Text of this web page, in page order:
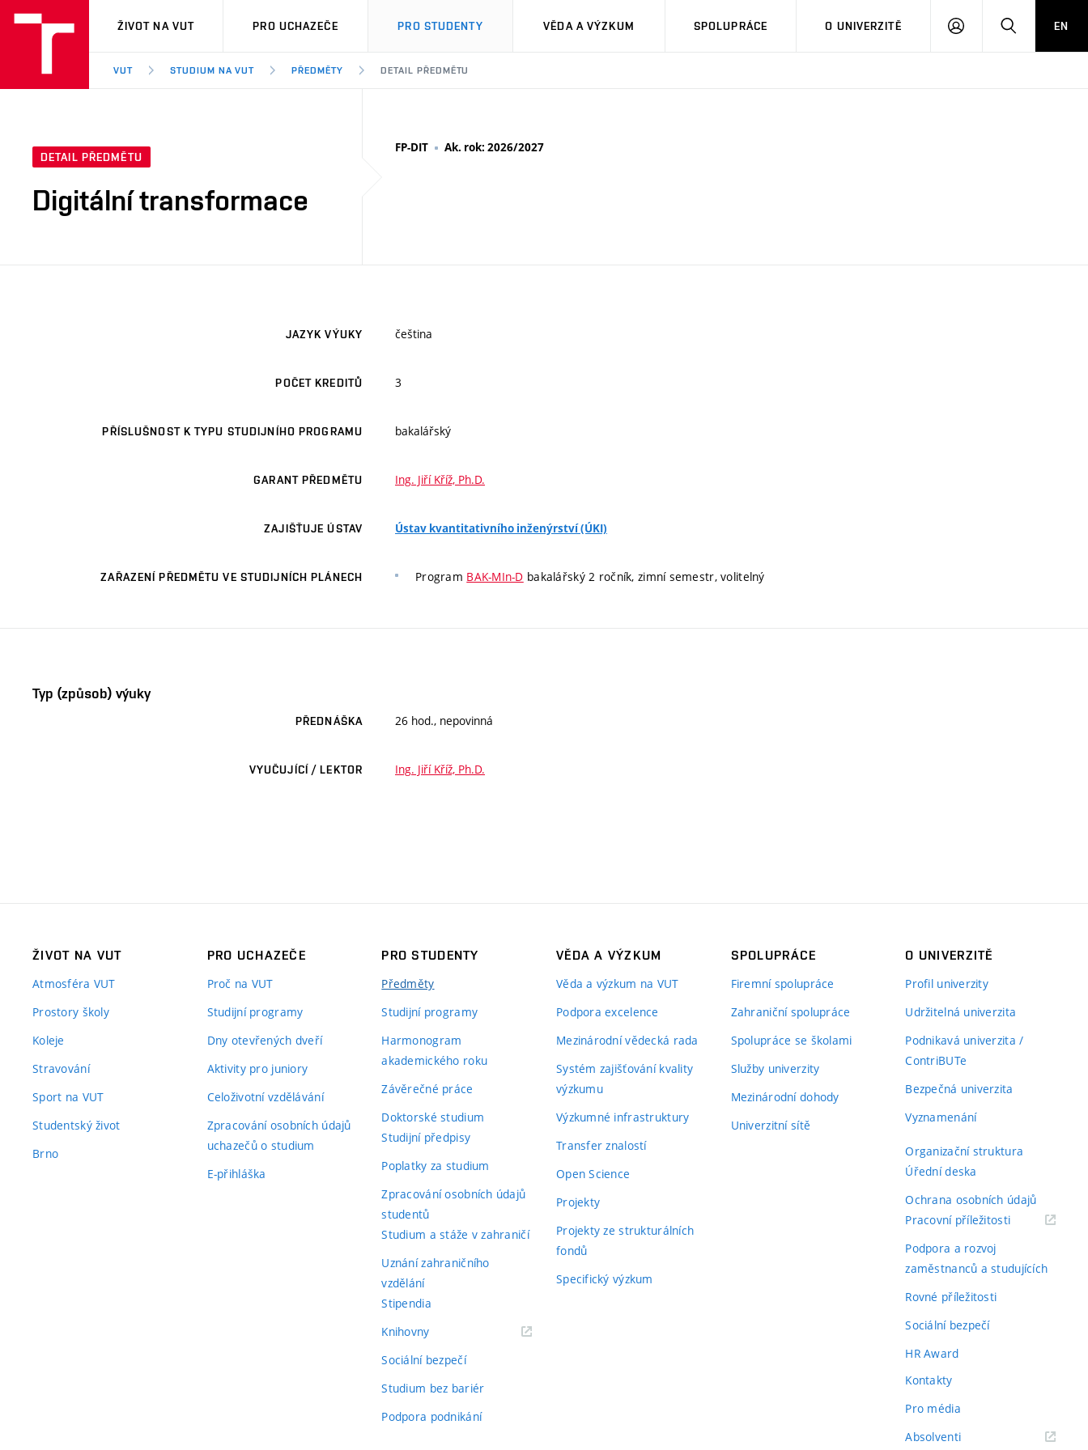
VUT
ŽIVOT NA VUT PRO UCHAZEČE PRO STUDENTY VĚDA A VÝZKUM SPOLUPRÁCE O UNIVERZITĚ
PŘIHLÁSIT HLEDATEN
VUT STUDIUM NA VUT PŘEDMĚTY DETAIL PŘEDMĚTU
DETAIL PŘEDMĚTU
Digitální transformace
FP-DIT Ak. rok: 2026/2027
JAZYK VÝUKY čeština
POČET KREDITŮ 3
PŘÍSLUŠNOST K TYPU STUDIJNÍHO PROGRAMU bakalářský
GARANT PŘEDMĚTU Ing. Jiří Kříž, Ph.D.
ZAJIŠŤUJE ÚSTAV Ústav kvantitativního inženýrství (ÚKI)
ZAŘAZENÍ PŘEDMĚTU VE STUDIJNÍCH PLÁNECH Program BAK-MIn-D bakalářský 2 ročník, zimní semestr, volitelný
Typ (způsob) výuky
PŘEDNÁŠKA 26 hod., nepovinná
VYUČUJÍCÍ / LEKTOR Ing. Jiří Kříž, Ph.D.
ŽIVOT NA VUT
Atmosféra VUT
Prostory školy
Koleje
Stravování
Sport na VUT
Studentský život
Brno
PRO UCHAZEČE
Proč na VUT
Studijní programy
Dny otevřených dveří
Aktivity pro juniory
Celoživotní vzdělávání
Zpracování osobních údajů
uchazečů o studium
E-přihláška
PRO STUDENTY
Předměty
Studijní programy
Harmonogram
akademického roku
Závěrečné práce
Doktorské studium
Studijní předpisy
Poplatky za studium
Zpracování osobních údajů
studentů
Studium a stáže v zahraničí
Uznání zahraničního
vzdělání
Stipendia
Knihovny(externí
Sociální bezpečí
Studium bez bariér
Podpora podnikání
VĚDA A VÝZKUM
Věda a výzkum na VUT
Podpora excelence
Mezinárodní vědecká rada
Systém zajišťování kvality
výzkumu
Výzkumné infrastruktury
Transfer znalostí
Open Science
Projekty
Projekty ze strukturálních
fondů
Specifický výzkum
SPOLUPRÁCE
Firemní spolupráce
Zahraniční spolupráce
Spolupráce se školami
Služby univerzity
Mezinárodní dohody
Univerzitní sítě
O UNIVERZITĚ
Profil univerzity
Udržitelná univerzita
Podnikavá univerzita /
ContriBUTe
Bezpečná univerzita
Vyznamenání
Organizační struktura
Úřední deska
Ochrana osobních údajů
Pracovní příležitosti(externí
Podpora a rozvoj
zaměstnanců a studujících
Rovné příležitosti
Sociální bezpečí
HR Award
Kontakty
Pro média
Absolventi(externí